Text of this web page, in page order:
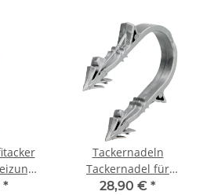
von
*
Tackernadeln
Tackernadel für
Fußbodenheizung
28,90 € *